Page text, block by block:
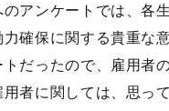
のアンケートでは、各
確保に関する貴重な
だったので、雇用者
者に関しては、思っ